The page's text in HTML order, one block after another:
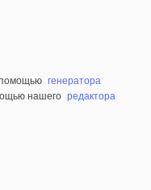
генератора
нашего редактора